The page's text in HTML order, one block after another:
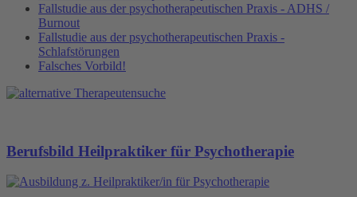
Fallstudie aus der psychotherapeutischen Praxis - ADHS /
Burnout
Fallstudie aus der psychotherapeutischen Praxis -
Schlafstörungen
Falsches Vorbild!
Berufsbild Heilpraktiker für Psychotherapie